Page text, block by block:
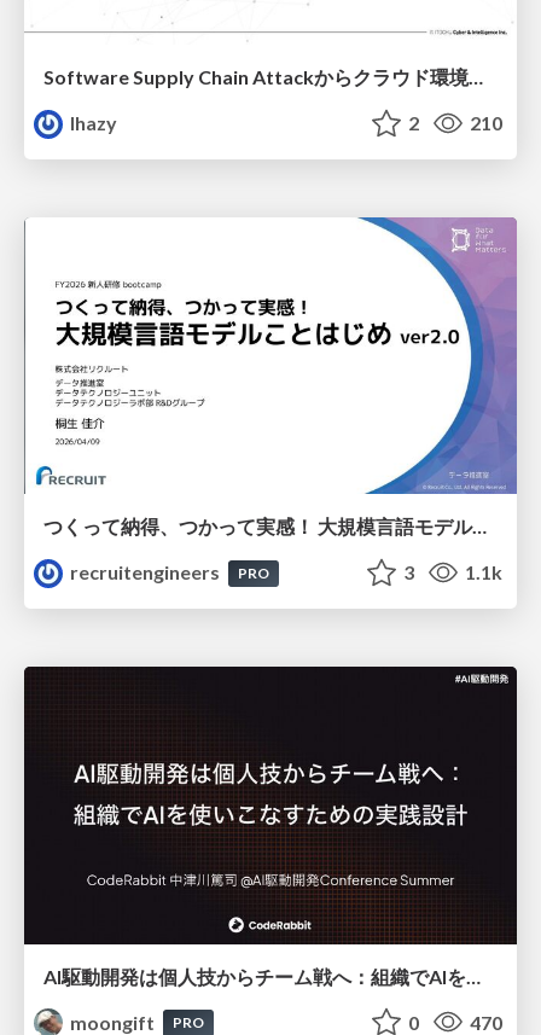
lhazy
2 210
つくって納得、つかって実感！ 大規模言語モデルことはじめ ver2.0
recruitengineers
PRO 3 1.1k
moongift
PRO 0 470